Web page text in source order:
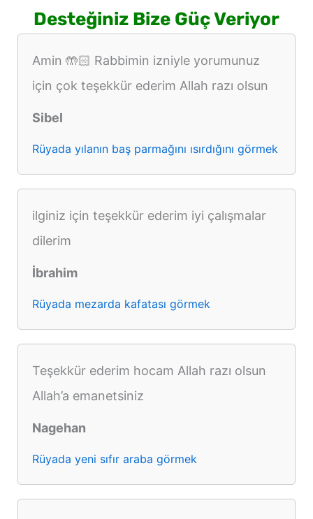
Desteğiniz Bize Güç Veriyor
Amin 🤲🏻 Rabbimin izniyle yorumunuz
için çok teşekkür ederim Allah razı olsun
Sibel
Rüyada yılanın baş parmağını ısırdığını görmek
ilginiz için teşekkür ederim iyi çalışmalar
dilerim
İbrahim
Rüyada mezarda kafatası görmek
Teşekkür ederim hocam Allah razı olsun
Allah’a emanetsiniz
Nagehan
Rüyada yeni sıfır araba görmek